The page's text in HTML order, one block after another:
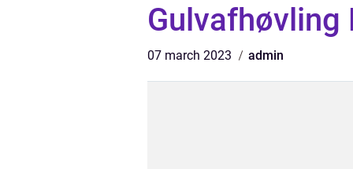
Gulvafhøvling
07 march 2023 admin